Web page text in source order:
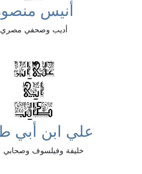
أنيس
أديب وصحفي مصري
علي ابن أبي
خليفة وفيلسوف وصحابي